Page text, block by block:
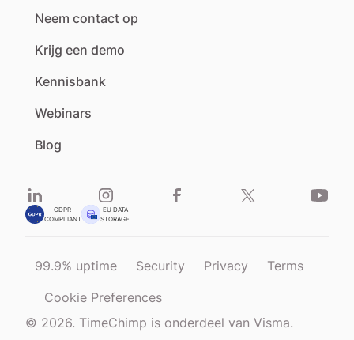
Neem contact op
Krijg een demo
Kennisbank
Webinars
Blog
GDPR
COMPLIANT
EU DATA
STORAGE
© 2026. TimeChimp is onderdeel van Visma.
99.9% uptime Security Privacy
Terms
Cookie Preferences